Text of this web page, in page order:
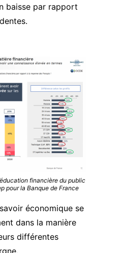
baisse par rapport
financière du public
pour la Banque de France
économique se
dans la manière
différentes